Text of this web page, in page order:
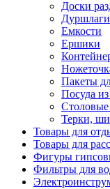
Доски
Дуршлаги
Емкости
Ершики
Пакеты
Посуда
Терки,
Товары для
Товары для
Фигуры
Фильтры для